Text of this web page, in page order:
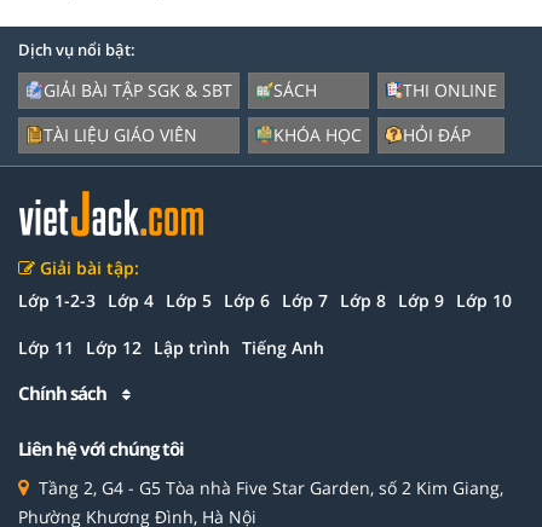
Dịch vụ nổi bật:
GIẢI BÀI TẬP SGK & SBT
TÀI LIỆU GIÁO VIÊN
SÁCH
KHÓA HỌC
THI ONLINE
HỎI ĐÁP
Giải bài tập:
Lớp 1-2-3 Lớp 4 Lớp 5 Lớp 6 Lớp 7 Lớp 8 Lớp 9 Lớp 10
Lớp 11 Lớp 12 Lập trình Tiếng Anh
Chính sách
Liên hệ với chúng tôi
Tầng 2, G4 - G5 Tòa nhà Five Star Garden, số 2 Kim Giang,
Phường Khương Đình, Hà Nội